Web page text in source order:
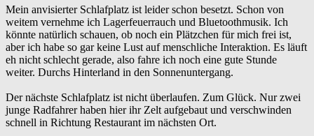
Mein anvisierter Schlafplatz ist leider schon besetzt. Schon von
weitem vernehme ich Lagerfeuerrauch und Bluetoothmusik. Ich
könnte natürlich schauen, ob noch ein Plätzchen für mich frei ist,
aber ich habe so gar keine Lust auf menschliche Interaktion. Es läuft
eh nicht schlecht gerade, also fahre ich noch eine gute Stunde
weiter. Durchs Hinterland in den Sonnenuntergang.
Der nächste Schlafplatz ist nicht überlaufen. Zum Glück. Nur zwei
junge Radfahrer haben hier ihr Zelt aufgebaut und verschwinden
schnell in Richtung Restaurant im nächsten Ort.